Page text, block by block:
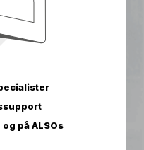
på ALSOs